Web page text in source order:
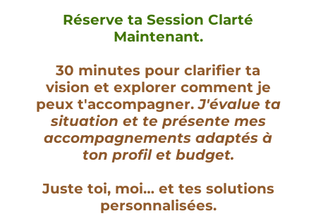
Réserve ta Session Clarté
Maintenant.
30 minutes pour clarifier ta
vision et explorer comment je
peux t'accompagner.J'évalue ta
situation et te présente mes
accompagnements adaptés à
ton profil et budget.
Juste toi, moi… et tes solutions
personnalisées.